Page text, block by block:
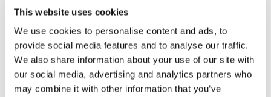
This website uses cookies
We use cookies to personalise content and ads, to
provide social media features and to analyse our traffic.
We also share information about your use of our site with
our social media, advertising and analytics partners who
may combine it with other information that you’ve